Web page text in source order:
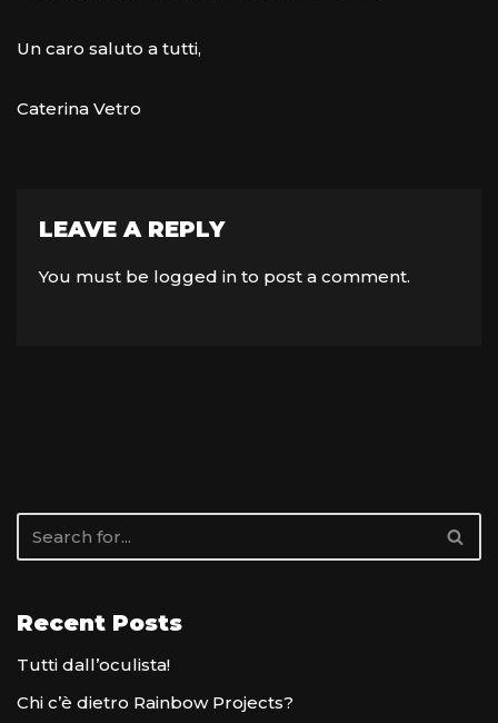
Un caro saluto a tutti,
Caterina Vetro
LEAVE A REPLY
You must be logged in to post a comment.
Recent Posts
Tutti dall’oculista!
Chi c’è dietro Rainbow Projects?